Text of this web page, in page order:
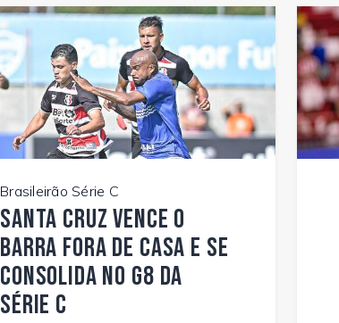
Brasileirão Série C
Santa Cruz vence o
Barra fora de casa e se
consolida no G8 da
Série C